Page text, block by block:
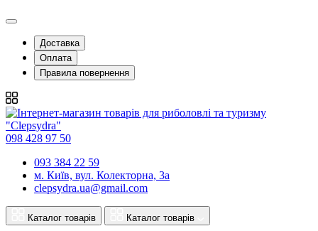
Доставка
Оплата
Правила повернення
098 428 97 50
093 384 22 59
м. Київ, вул. Колекторна, 3а
clepsydra.ua@gmail.com
Каталог товарів Каталог товарів